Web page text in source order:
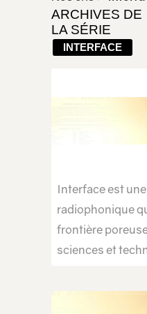
ARCHIVES DE
LA SÉRIE
INTERFACE
Interface est
radiophonique
frontière
sciences et